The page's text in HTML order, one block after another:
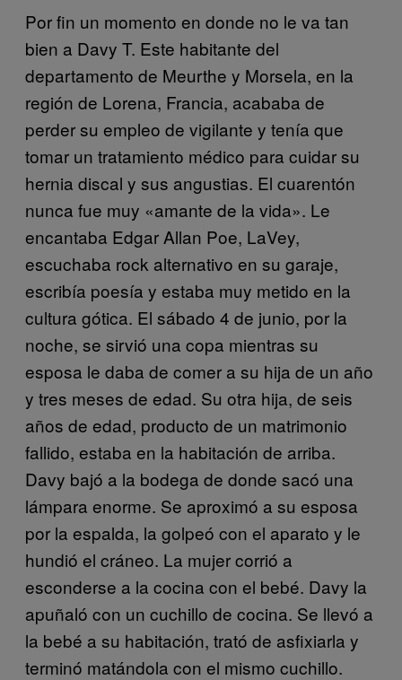
Por fin un momento en donde no le va tan
bien a Davy T. Este habitante del
departamento de Meurthe y Morsela, en la
región de Lorena, Francia, acababa de
perder su empleo de vigilante y tenía que
tomar un tratamiento médico para cuidar su
hernia discal y sus angustias. El cuarentón
nunca fue muy «amante de la vida». Le
encantaba Edgar Allan Poe, LaVey,
escuchaba rock alternativo en su garaje,
escribía poesía y estaba muy metido en la
cultura gótica. El sábado 4 de junio, por la
noche, se sirvió una copa mientras su
esposa le daba de comer a su hija de un año
y tres meses de edad. Su otra hija, de seis
años de edad, producto de un matrimonio
fallido, estaba en la habitación de arriba.
Davy bajó a la bodega de donde sacó una
lámpara enorme. Se aproximó a su esposa
por la espalda, la golpeó con el aparato y le
hundió el cráneo. La mujer corrió a
esconderse a la cocina con el bebé. Davy la
apuñaló con un cuchillo de cocina. Se llevó a
la bebé a su habitación, trató de asfixiarla y
terminó matándola con el mismo cuchillo.